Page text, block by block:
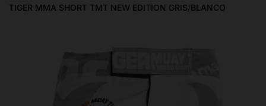
TIGER MMA SHORT TMT NEW EDITION GRIS/BLANCO